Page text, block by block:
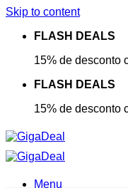
Skip to content
FLASH DEALS
15% de desconto
FLASH DEALS
15% de desconto
Menu